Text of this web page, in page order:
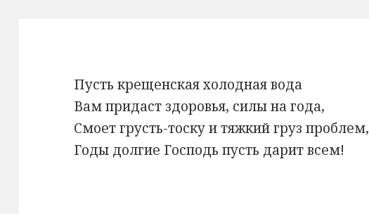
Пусть крещенская холодная вода
Вам придаст здоровья, силы на года,
Смоет грусть-тоску и тяжкий груз проблем,
Годы долгие Господь пусть дарит всем!